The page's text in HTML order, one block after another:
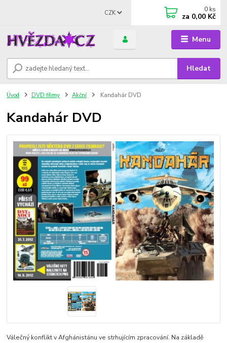
Menu
CZK
Hledat
0 ks
za 0,00 Kč
Úvod DVD filmy Akční Kandahár DVD
Kandahár DVD
Válečný konflikt v Afghánistánu ve strhujícím zpracování. Na základě